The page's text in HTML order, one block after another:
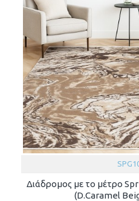
Διάδρομος με το μέτρο
(D.Caramel